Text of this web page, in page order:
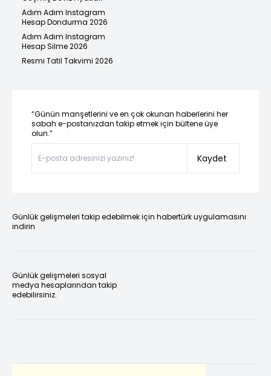
Adım Adım Instagram
Hesap Dondurma 2026
Adım Adım Instagram
Hesap Silme 2026
Resmi Tatil Takvimi 2026
“Günün manşetlerini ve en çok okunan haberlerini her
sabah e-postanızdan takip etmek için bültene üye
olun.”
Kaydet
Günlük gelişmeleri takip edebilmek için habertürk uygulamasını
indirin
Günlük gelişmeleri sosyal
medya hesaplarından takip
edebilirsiniz.